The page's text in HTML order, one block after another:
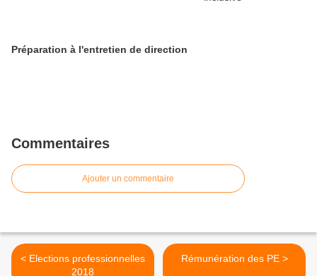
Préparation à l'entretien de direction
Commentaires
Ajouter un commentaire
< Elections professionnelles
2018
Rémunération des PE >